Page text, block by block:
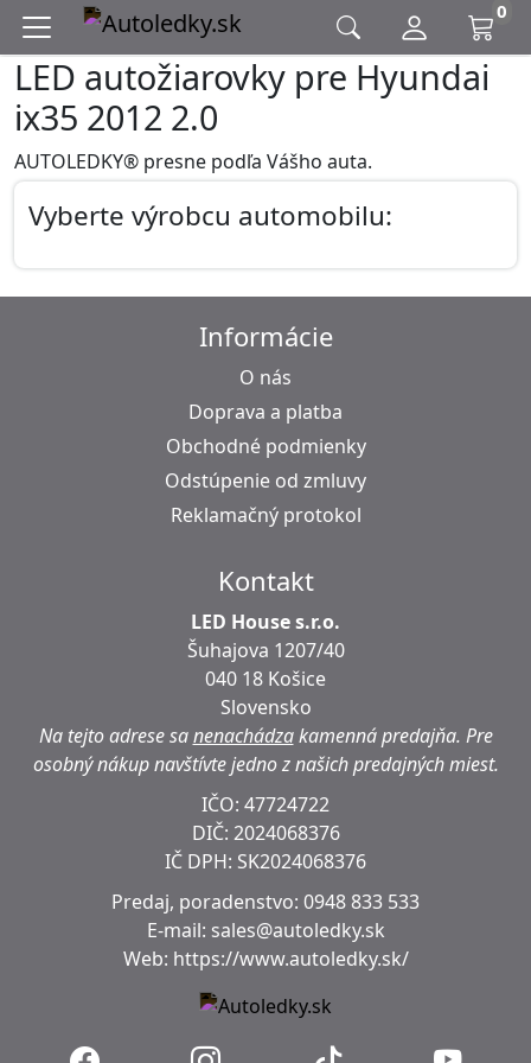
0
LED autožiarovky pre Hyundai
ix35 2012 2.0
AUTOLEDKY® presne podľa Vášho auta.
Vyberte výrobcu automobilu:
Informácie
O nás
Doprava a platba
Obchodné podmienky
Odstúpenie od zmluvy
Reklamačný protokol
Kontakt
LED House s.r.o.
Šuhajova 1207/40
040 18 Košice
Slovensko
Na tejto adrese sanenachádzakamenná predajňa. Pre
osobný nákup navštívte jedno z našich predajných miest.
IČO: 47724722
DIČ: 2024068376
IČ DPH: SK2024068376
Predaj, poradenstvo: 0948 833 533
E-mail: sales@autoledky.sk
Web: https://www.autoledky.sk/